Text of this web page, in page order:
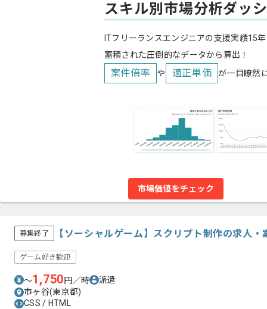
スキル別市場分析ダッ
ITフリーランスエンジニアの支援実績15
蓄積された圧倒的なデータから算出！
案件倍率 や 適正単価 が一目瞭然
市場価値をチェック
募集終了 【ソーシャルゲーム】スクリプト制作の求人・
ゲーム好き歓迎
〜1,750円／時
派遣
市ヶ谷(東京都)
CSS / HTML